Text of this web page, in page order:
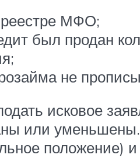
реестре МФО;
был продан
не
исковое
или
положение)